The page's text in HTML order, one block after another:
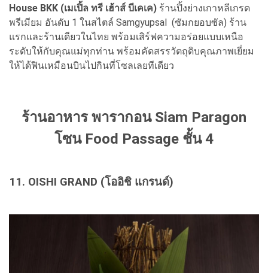
House BKK (เมเปิ้ล ทรี เฮ้าส์ บีเคเค) ร้านปิ้งย่างเกาหลีเกรด
พรีเมียม อันดับ 1 ในสไตล์ Samgyupsal (ซัมกยอบซัล) ร้าน
แรกและร้านเดียวในไทย พร้อมเสิร์ฟความอร่อยแบบเหนือ
ระดับให้กับคุณแม่ทุกท่าน พร้อมคัดสรรวัตถุดิบคุณภาพเยี่ยม
ให้ได้ฟินเหมือนบินไปกินที่โซลเลยทีเดียว
ร้านอาหาร พารากอน Siam Paragon
โซน Food Passage ชั้น 4
11. OISHI GRAND (โออิชิ แกรนด์)